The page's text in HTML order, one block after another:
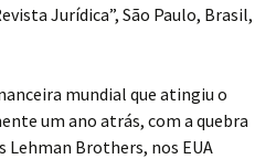
Jurídica”, São Paulo, Brasil,
mundial que atingiu o
um ano atrás, com a quebra
Brothers, nos EUA